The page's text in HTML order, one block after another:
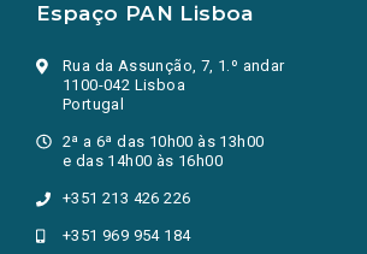
Espaço PAN Lisboa
Rua da Assunção, 7, 1.º andar
1100-042 Lisboa
Portugal
2ª a 6ª das 10h00 às 13h00
e das 14h00 às 16h00
+351 213 426 226
+351 969 954 184